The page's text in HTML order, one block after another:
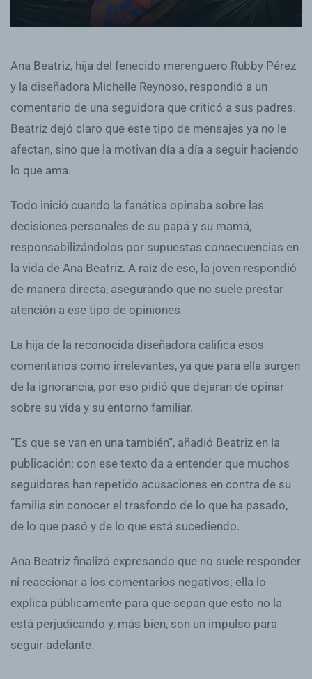
Ana Beatriz, hija del fenecido merenguero Rubby Pérez
y la diseñadora Michelle Reynoso, respondió a un
comentario de una seguidora que criticó a sus padres.
Beatriz dejó claro que este tipo de mensajes ya no le
afectan, sino que la motivan día a día a seguir haciendo
lo que ama.
Todo inició cuando la fanática opinaba sobre las
decisiones personales de su papá y su mamá,
responsabilizándolos por supuestas consecuencias en
la vida de Ana Beatriz. A raíz de eso, la joven respondió
de manera directa, asegurando que no suele prestar
atención a ese tipo de opiniones.
La hija de la reconocida diseñadora califica esos
comentarios como irrelevantes, ya que para ella surgen
de la ignorancia, por eso pidió que dejaran de opinar
sobre su vida y su entorno familiar.
“Es que se van en una también”, añadió Beatriz en la
publicación; con ese texto da a entender que muchos
seguidores han repetido acusaciones en contra de su
familia sin conocer el trasfondo de lo que ha pasado,
de lo que pasó y de lo que está sucediendo.
Ana Beatriz finalizó expresando que no suele responder
ni reaccionar a los comentarios negativos; ella lo
explica públicamente para que sepan que esto no la
está perjudicando y, más bien, son un impulso para
seguir adelante.